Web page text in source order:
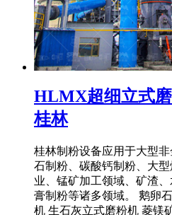
HLMX超细立式磨
桂林
桂林制粉设备应用于大型
石制粉、碳酸钙制粉、大
业、锰矿加工领域、矿渣
膏制粉等诸多领域。 鹅卵
机 生石灰立式磨粉机 菱镁